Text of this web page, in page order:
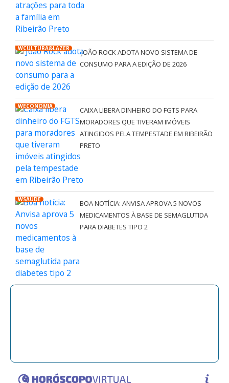
WCULTURA&LAZER
JOÃO ROCK ADOTA NOVO SISTEMA DE
CONSUMO PARA A EDIÇÃO DE 2026
WECONOMIA
CAIXA LIBERA DINHEIRO DO FGTS PARA
MORADORES QUE TIVERAM IMÓVEIS
ATINGIDOS PELA TEMPESTADE EM RIBEIRÃO
PRETO
WSAÚDE
BOA NOTÍCIA: ANVISA APROVA 5 NOVOS
MEDICAMENTOS À BASE DE SEMAGLUTIDA
PARA DIABETES TIPO 2